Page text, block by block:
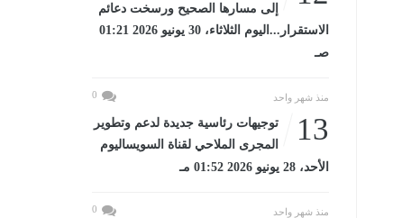
إلى مسارها الصحيح ورسخت دعائم
الاستقرار...اليوم الثلاثاء، 30 يونيو 2026 01:21
صـ
منذ شهر واحد 0
13
توجيهات رئاسية جديدة لدعم وتطوير
المجرى الملاحي لقناة السويساليوم
الأحد، 28 يونيو 2026 01:52 مـ
منذ شهر واحد 0